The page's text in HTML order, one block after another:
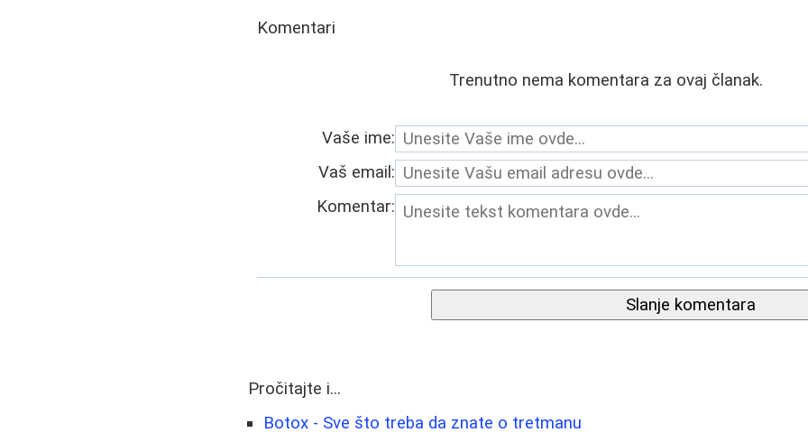
Komentari
Trenutno nema komentara za ovaj članak.
Vaše ime:
Vaš email:
Komentar:
Slanje komentara
Pročitajte i...
Botox - Sve što treba da znate o tretmanu